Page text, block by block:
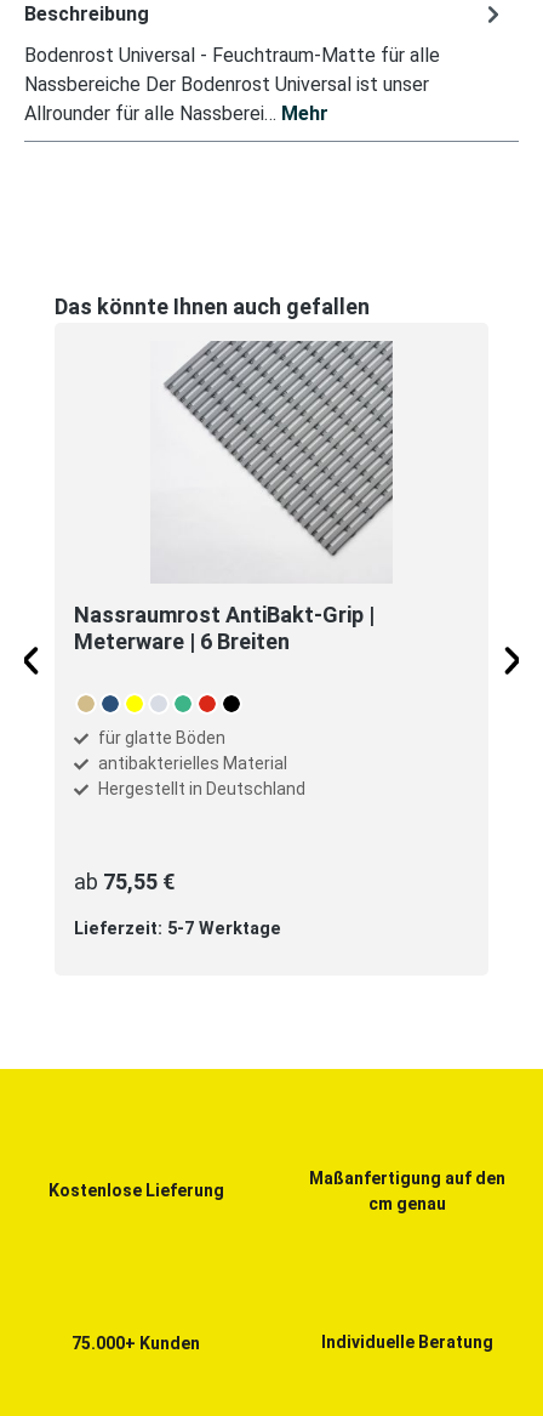
Beschreibung
Bodenrost Universal - Feuchtraum-Matte für alle
Nassbereiche Der Bodenrost Universal ist unser
Allrounder für alle Nassberei… Mehr
Produktgalerie überspringen
Das könnte Ihnen auch gefallen
Nassraumrost AntiBakt-Grip |
Meterware | 6 Breiten
Farbeauswählen
beigeblaugelbgraumintrotschwarz
für glatte Böden
antibakterielles Material
Hergestellt in Deutschland
ab 75,55 €
Lieferzeit: 5-7 Werktage
Kostenlose Lieferung
Maßanfertigung auf den
cm genau
75.000+ Kunden Individuelle Beratung